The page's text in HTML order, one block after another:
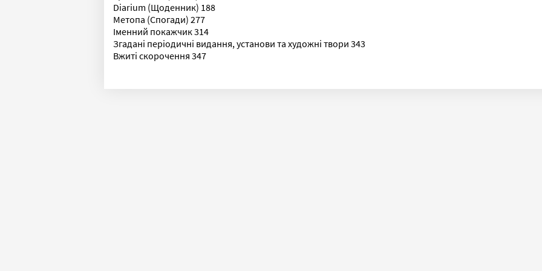
Diarium (Щоденник) 188
Метопа (Спогади) 277
Іменний покажчик 314
Згадані періодичні видання, установи та художні твори 343
Вжиті скорочення 347